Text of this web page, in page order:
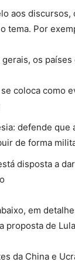
aos
tema. Por
gerais, os
se coloca como
defende que
de forma
disposta a
em
proposta de
da China e